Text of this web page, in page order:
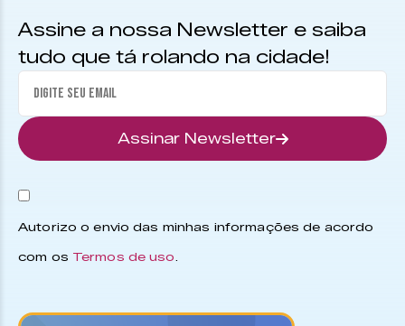
Assine a nossa Newsletter e saiba
tudo que tá rolando na cidade!
Assinar Newsletter
Autorizo o envio das minhas informações de acordo
com os Termos de uso.